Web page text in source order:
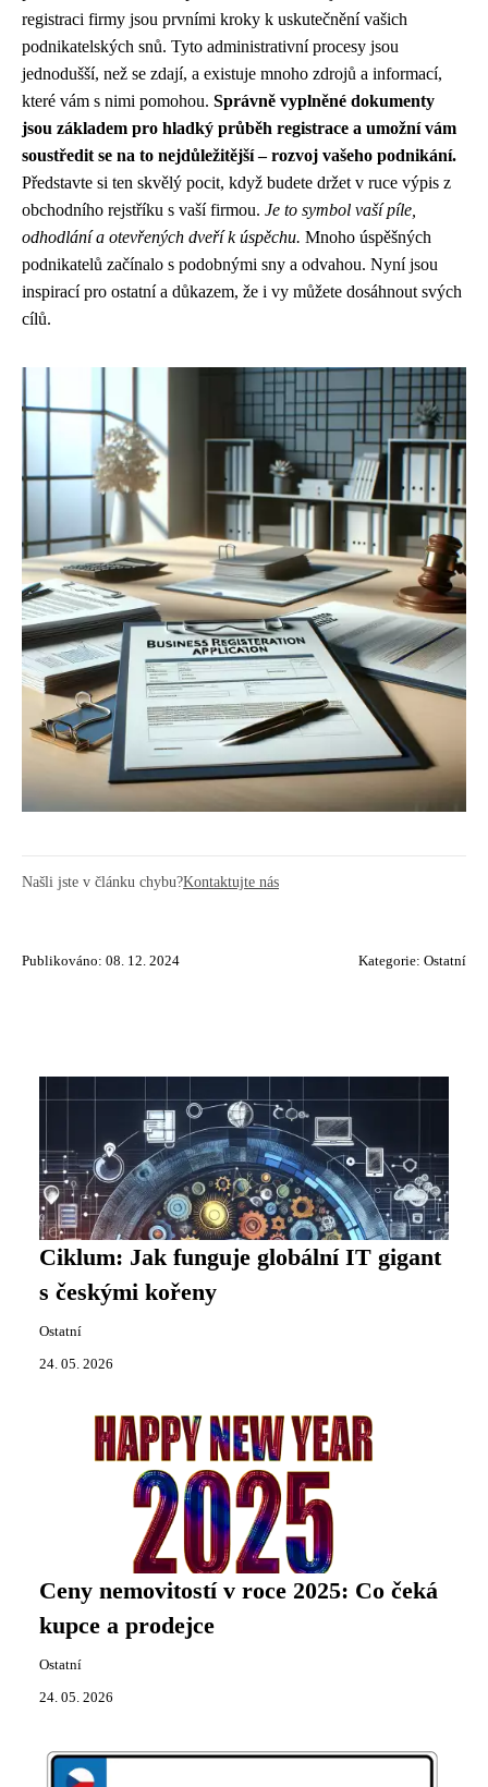
registraci firmy jsou prvními kroky k uskutečnění vašich
podnikatelských snů. Tyto administrativní procesy jsou
jednodušší, než se zdají, a existuje mnoho zdrojů a informací,
které vám s nimi pomohou. Správně vyplněné dokumenty
jsou základem pro hladký průběh registrace a umožní vám
soustředit se na to nejdůležitější – rozvoj vašeho podnikání.
Představte si ten skvělý pocit, když budete držet v ruce výpis z
obchodního rejstříku s vaší firmou. Je to symbol vaší píle,
odhodlání a otevřených dveří k úspěchu. Mnoho úspěšných
podnikatelů začínalo s podobnými sny a odvahou. Nyní jsou
inspirací pro ostatní a důkazem, že i vy můžete dosáhnout svých
cílů.
Našli jste v článku chybu?Kontaktujte nás
Publikováno: 08. 12. 2024 Kategorie: Ostatní
Ciklum: Jak funguje globální IT gigant
s českými kořeny
Ostatní
24. 05. 2026
Ceny nemovitostí v roce 2025: Co čeká
kupce a prodejce
Ostatní
24. 05. 2026